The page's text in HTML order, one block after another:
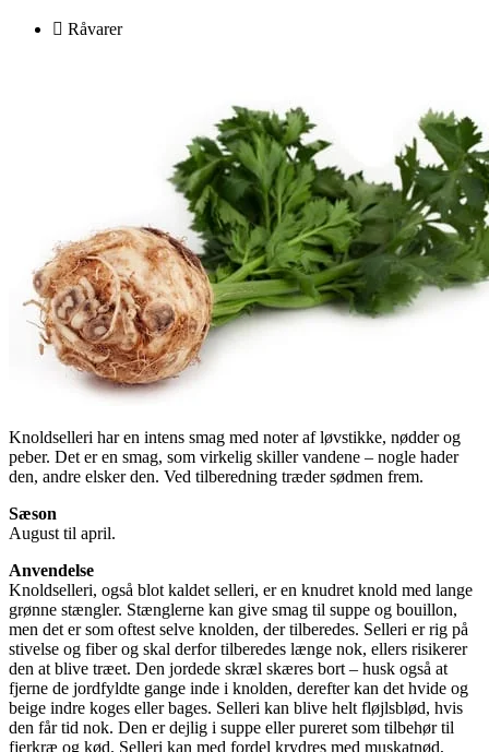
Råvarer
Knoldselleri har en intens smag med noter af løvstikke, nødder og
peber. Det er en smag, som virkelig skiller vandene – nogle hader
den, andre elsker den. Ved tilberedning træder sødmen frem.
Sæson
August til april.
Anvendelse
Knoldselleri, også blot kaldet selleri, er en knudret knold med lange
grønne stængler. Stænglerne kan give smag til suppe og bouillon,
men det er som oftest selve knolden, der tilberedes. Selleri er rig på
stivelse og fiber og skal derfor tilberedes længe nok, ellers risikerer
den at blive træet. Den jordede skræl skæres bort – husk også at
fjerne de jordfyldte gange inde i knolden, derefter kan det hvide og
beige indre koges eller bages. Selleri kan blive helt fløjlsblød, hvis
den får tid nok. Den er dejlig i suppe eller pureret som tilbehør til
fjerkræ og kød. Selleri kan med fordel krydres med muskatnød,